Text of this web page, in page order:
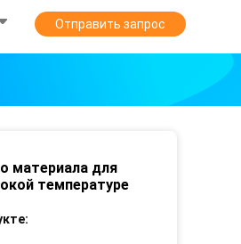
Отправить запрос
материала для
температуре